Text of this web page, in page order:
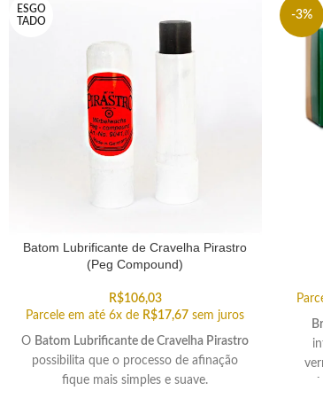
ESGO
TADO
Batom Lubrificante de Cravelha Pirastro
(Peg Compound)
R$106,03
Parcele em até 6x de R$17,67 sem juros
O Batom Lubrificante de Cravelha Pirastro
possibilita que o processo de afinação
fique mais simples e suave.
-3%